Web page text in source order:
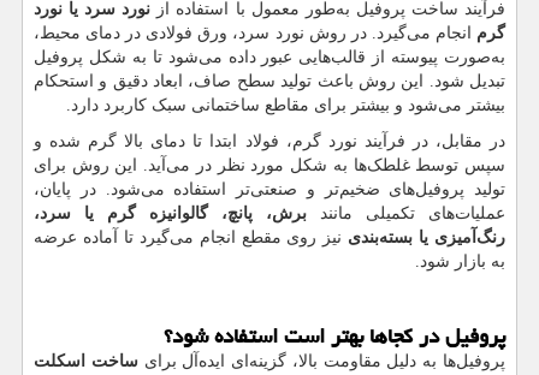
فرآیند ساخت پروفیل به‌طور معمول با استفاده از نورد سرد یا نورد
گرم انجام می‌گیرد. در روش نورد سرد، ورق فولادی در دمای محیط،
به‌صورت پیوسته از قالب‌هایی عبور داده می‌شود تا به شکل پروفیل
تبدیل شود. این روش باعث تولید سطح صاف، ابعاد دقیق و استحکام
بیشتر می‌شود و بیشتر برای مقاطع ساختمانی سبک کاربرد دارد.
در مقابل، در فرآیند نورد گرم، فولاد ابتدا تا دمای بالا گرم شده و
سپس توسط غلطک‌ها به شکل مورد نظر در می‌آید. این روش برای
تولید پروفیل‌های ضخیم‌تر و صنعتی‌تر استفاده می‌شود. در پایان،
عملیات‌های تکمیلی مانند برش، پانچ، گالوانیزه گرم یا سرد،
رنگ‌آمیزی یا بسته‌بندی نیز روی مقطع انجام می‌گیرد تا آماده عرضه
به بازار شود.
پروفیل در کجاها بهتر است استفاده شود؟
پروفیل‌ها به دلیل مقاومت بالا، گزینه‌ای ایده‌آل برایساخت اسکلت